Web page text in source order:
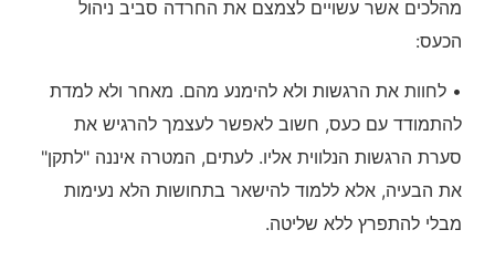
מהלכים אשר עשויים לצמצם את החרדה סביב ניהול
הכעס:
• לחוות את הרגשות ולא להימנע מהם. מאחר ולא למדת
להתמודד עם כעס, חשוב לאפשר לעצמך להרגיש את
סערת הרגשות הנלווית אליו. לעתים, המטרה איננה "לתקן"
את הבעיה, אלא ללמוד להישאר בתחושות הלא נעימות
מבלי להתפרץ ללא שליטה.